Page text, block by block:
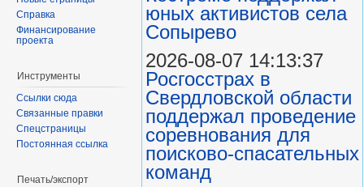
Справка
Финансирование
проекта
Инструменты
Ссылки сюда
Связанные правки
Спецстраницы
Постоянная ссылка
Печать/экспорт
юных активистов села
Сопырево
2026-08-07 14:13:37
Росгосстрах в
Свердловской области
поддержал проведение
соревнования для
поисково‑спасательных
команд